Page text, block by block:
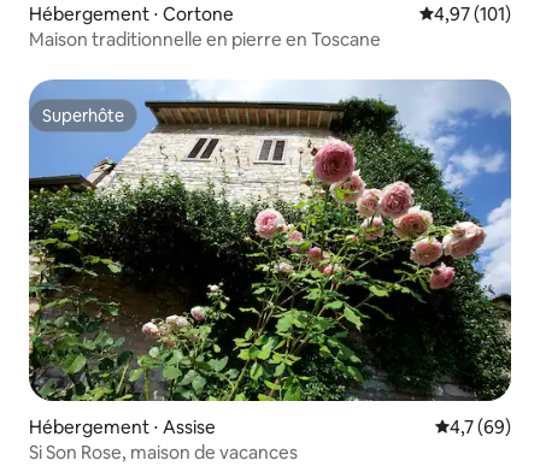
Hébergement ⋅ Cortone Évaluation
4,97 (101)
Maison traditionnelle en pierre en Toscane
Superhôte
Superhôte
Hébergement ⋅ Assise Évaluation
4,7 (69)
Si Son Rose, maison de vacances